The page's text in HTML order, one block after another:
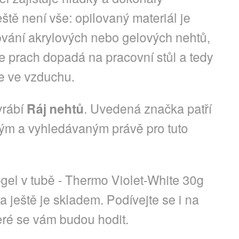
není vše: opilovaný materiál je
akrylových nebo gelových nehtů,
prach dopadá na pracovní stůl a tedy
ve vzduchu.
Ráj nehtů. Uvedená značka patří
a vyhledávaným právě pro tuto
v tubě - Thermo Violet-White 30g
ještě je skladem. Podívejte se i na
se vám budou hodit.